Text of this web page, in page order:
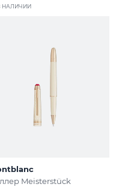
НАЛИЧИИ
Meisterstück